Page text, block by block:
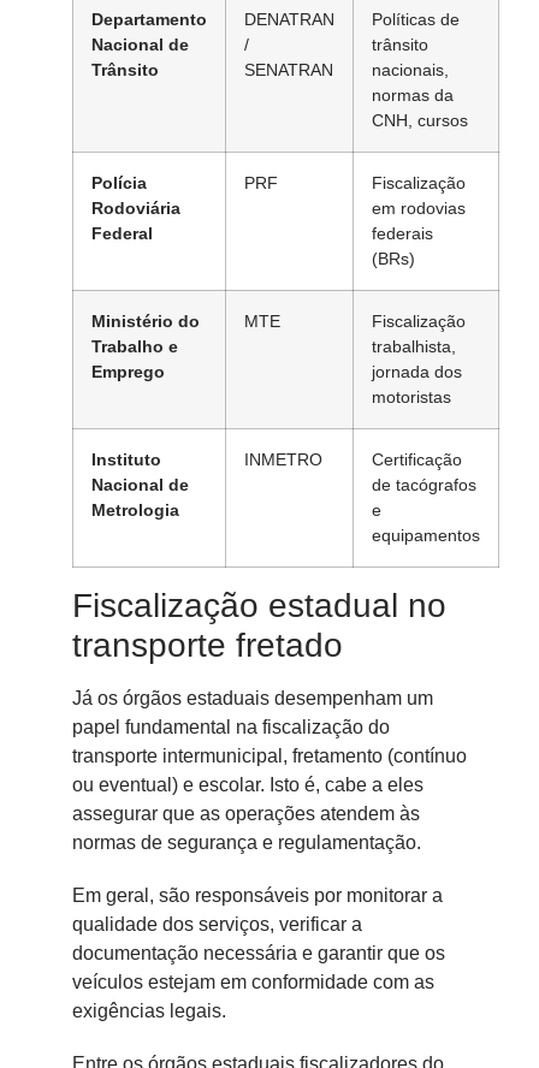
Departamento
Nacional de
Trânsito
DENATRAN
/
SENATRAN
Políticas de
trânsito
nacionais,
normas da
CNH, cursos
Polícia
Rodoviária
Federal
PRF
Fiscalização
em rodovias
federais
(BRs)
Ministério do
Trabalho e
Emprego
MTE
Fiscalização
trabalhista,
jornada dos
motoristas
Instituto
Nacional de
Metrologia
INMETRO
Certificação
de tacógrafos
e
equipamentos
Fiscalização estadual no
transporte fretado
Já os órgãos estaduais desempenham um
papel fundamental na fiscalização do
transporte intermunicipal, fretamento (contínuo
ou eventual) e escolar. Isto é, cabe a eles
assegurar que as operações atendem às
normas de segurança e regulamentação.
Em geral, são responsáveis por monitorar a
qualidade dos serviços, verificar a
documentação necessária e garantir que os
veículos estejam em conformidade com as
exigências legais.
Entre os órgãos estaduais fiscalizadores do